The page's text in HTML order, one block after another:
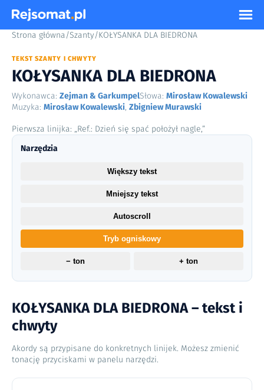
Strona główna/Szanty/KOŁYSANKA DLA BIEDRONA
TEKST SZANTY I CHWYTY
KOŁYSANKA DLA BIEDRONA
Wykonawca: Zejman & GarkumpelSłowa: Mirosław Kowalewski
Muzyka: Mirosław Kowalewski, Zbigniew Murawski
Pierwsza linijka: „Ref.: Dzień się spać położył nagle,”
KOŁYSANKA DLA BIEDRONA – tekst i
chwyty
Akordy są przypisane do konkretnych linijek. Możesz zmienić
tonację przyciskami w panelu narzędzi.
Narzędzia
Większy tekst
Mniejszy tekst
Autoscroll
Tryb ogniskowy
− ton + ton